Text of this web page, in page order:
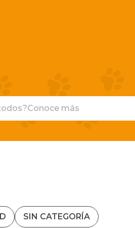
Conoce más
SIN CATEGORÍA